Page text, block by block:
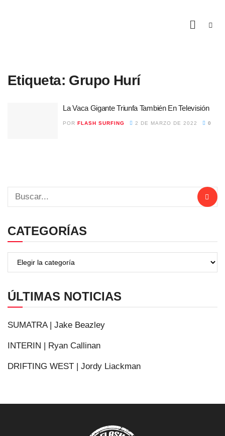
Etiqueta: Grupo Hurí
La Vaca Gigante Triunfa También En Televisión
POR FLASH SURFING 2 DE MARZO DE 2022 0
CATEGORÍAS
ÚLTIMAS NOTICIAS
SUMATRA | Jake Beazley
INTERIN | Ryan Callinan
DRIFTING WEST | Jordy Liackman